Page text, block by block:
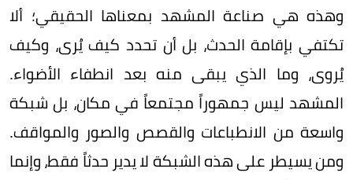
وهذه هي صناعة المشهد بمعناها الحقيقي؛ ألا
تكتفي بإقامة الحدث، بل أن تحدد كيف يُرى، وكيف
يُروى، وما الذي يبقى منه بعد انطفاء الأضواء.
المشهد ليس جمهوراً مجتمعاً في مكان، بل شبكة
واسعة من الانطباعات والقصص والصور والمواقف.
ومن يسيطر على هذه الشبكة لا يدير حدثاً فقط، وإنما